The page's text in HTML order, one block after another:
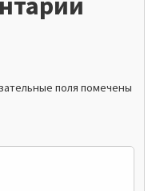
поля помечены